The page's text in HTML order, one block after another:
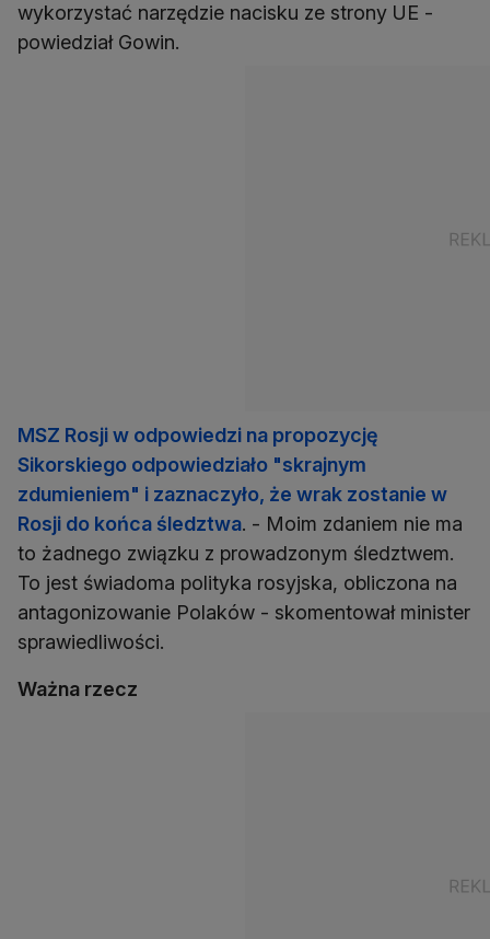
wykorzystać narzędzie nacisku ze strony UE -
powiedział Gowin.
MSZ Rosji w odpowiedzi na propozycję
Sikorskiego odpowiedziało "skrajnym
zdumieniem" i zaznaczyło, że wrak zostanie w
Rosji do końca śledztwa. - Moim zdaniem nie ma
to żadnego związku z prowadzonym śledztwem.
To jest świadoma polityka rosyjska, obliczona na
antagonizowanie Polaków - skomentował minister
sprawiedliwości.
Ważna rzecz